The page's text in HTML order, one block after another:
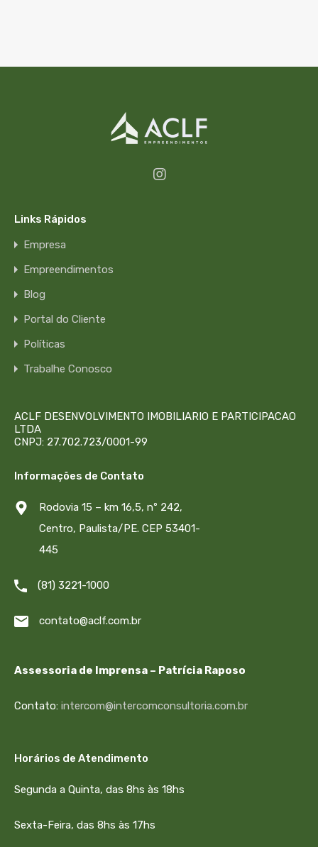
Links Rápidos
Empresa
Empreendimentos
Blog
Portal do Cliente
Políticas
Trabalhe Conosco
ACLF DESENVOLVIMENTO IMOBILIARIO E PARTICIPACAO
LTDA
CNPJ: 27.702.723/0001-99
Informações de Contato
Rodovia 15 – km 16,5, nº 242,
Centro, Paulista/PE. CEP 53401-
445
(81) 3221-1000
contato@aclf.com.br
Assessoria de Imprensa – Patrícia Raposo
Contato: intercom@intercomconsultoria.com.br
Horários de Atendimento
Segunda a Quinta, das 8hs às 18hs
Sexta-Feira, das 8hs às 17hs